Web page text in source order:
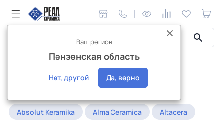
Керамическая плитка Керамогранит
Голубой керамогранит
Absolut Keramika Alma Ceramica Altacera
Ваш регион
Пензенская область
Нет, другой Да, верно